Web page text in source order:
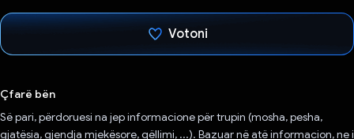
Votoni
Çfarë bën
Së pari, përdoruesi na jep informacione për trupin (mosha, pesha,
gjatësia, gjendja mjekësore, qëllimi, ...). Bazuar në atë informacion, ne i